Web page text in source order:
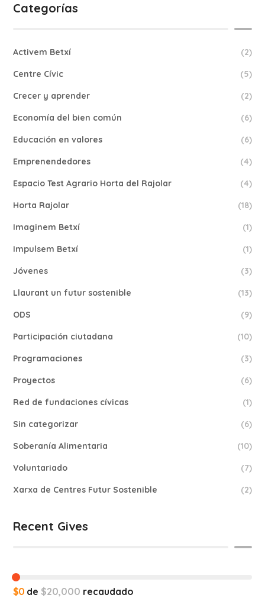
Categorías
Activem Betxí (2)
Centre Cívic (5)
Crecer y aprender (2)
Economía del bien común (6)
Educación en valores (6)
Emprenendedores (4)
Espacio Test Agrario Horta del Rajolar (4)
Horta Rajolar (18)
Imaginem Betxí (1)
Impulsem Betxí (1)
Jóvenes (3)
Llaurant un futur sostenible (13)
ODS (9)
Participación ciutadana (10)
Programaciones (3)
Proyectos (6)
Red de fundaciones cívicas (1)
Sin categorizar (6)
Soberanía Alimentaria (10)
Voluntariado (7)
Xarxa de Centres Futur Sostenible (2)
Recent Gives
$0 de $20,000 recaudado